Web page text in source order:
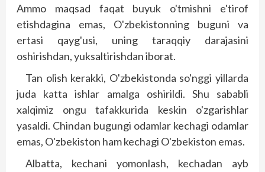
Ammo maqsad faqat buyuk o'tmishni e'tirof
etishdagina emas, O'zbekistonning buguni va
ertasi qayg'usi, uning taraqqiy darajasini
oshirishdan, yuksaltirishdan iborat.
Tan olish kerakki, O'zbekistonda so'nggi yillarda
juda katta ishlar amalga oshirildi. Shu sababli
xalqimiz ongu tafakkurida keskin o'zgarishlar
yasaldi. Chindan bugungi odamlar kechagi odamlar
emas, O'zbekiston ham kechagi O'zbekiston emas.
Albatta, kechani yomonlash, kechadan ayb